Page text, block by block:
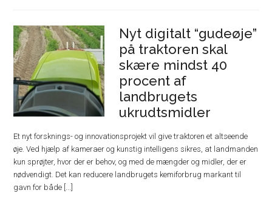
Nyt digitalt “gudeøje”
på traktoren skal
skære mindst 40
procent af
landbrugets
ukrudtsmidler
Et nyt forsknings- og innovationsprojekt vil give traktoren et altseende
øje. Ved hjælp af kameraer og kunstig intelligens sikres, at landmanden
kun sprøjter, hvor der er behov, og med de mængder og midler, der er
nødvendigt. Det kan reducere landbrugets kemiforbrug markant til
gavn for både [...]